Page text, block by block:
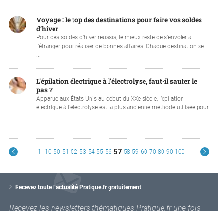
Voyage : le top des destinations pour faire vos soldes
d’hiver
Pour des soldes d’hiver réussis, le mieux reste de s’envoler à
l’étranger pour réaliser de bonnes affaires. Chaque destination se
...
L'épilation électrique à l'électrolyse, faut-il sauter le
pas ?
Apparue aux États-Unis au début du XXe siècle, l’épilation
électrique à l’électrolyse est la plus ancienne méthode utilisée pour
...
1 10 50 51 52 53 54 55 56 57 58 59 60 70 80 90 100
Recevez toute l’actualité Pratique.fr gratuitement
Recevez les newsletters thématiques Pratique.fr une fois
o
r